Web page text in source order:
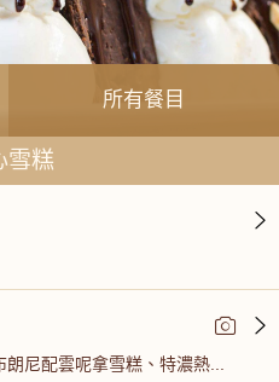
所有餐目
雪糕
朗尼配雲呢拿雪糕、特濃熱...